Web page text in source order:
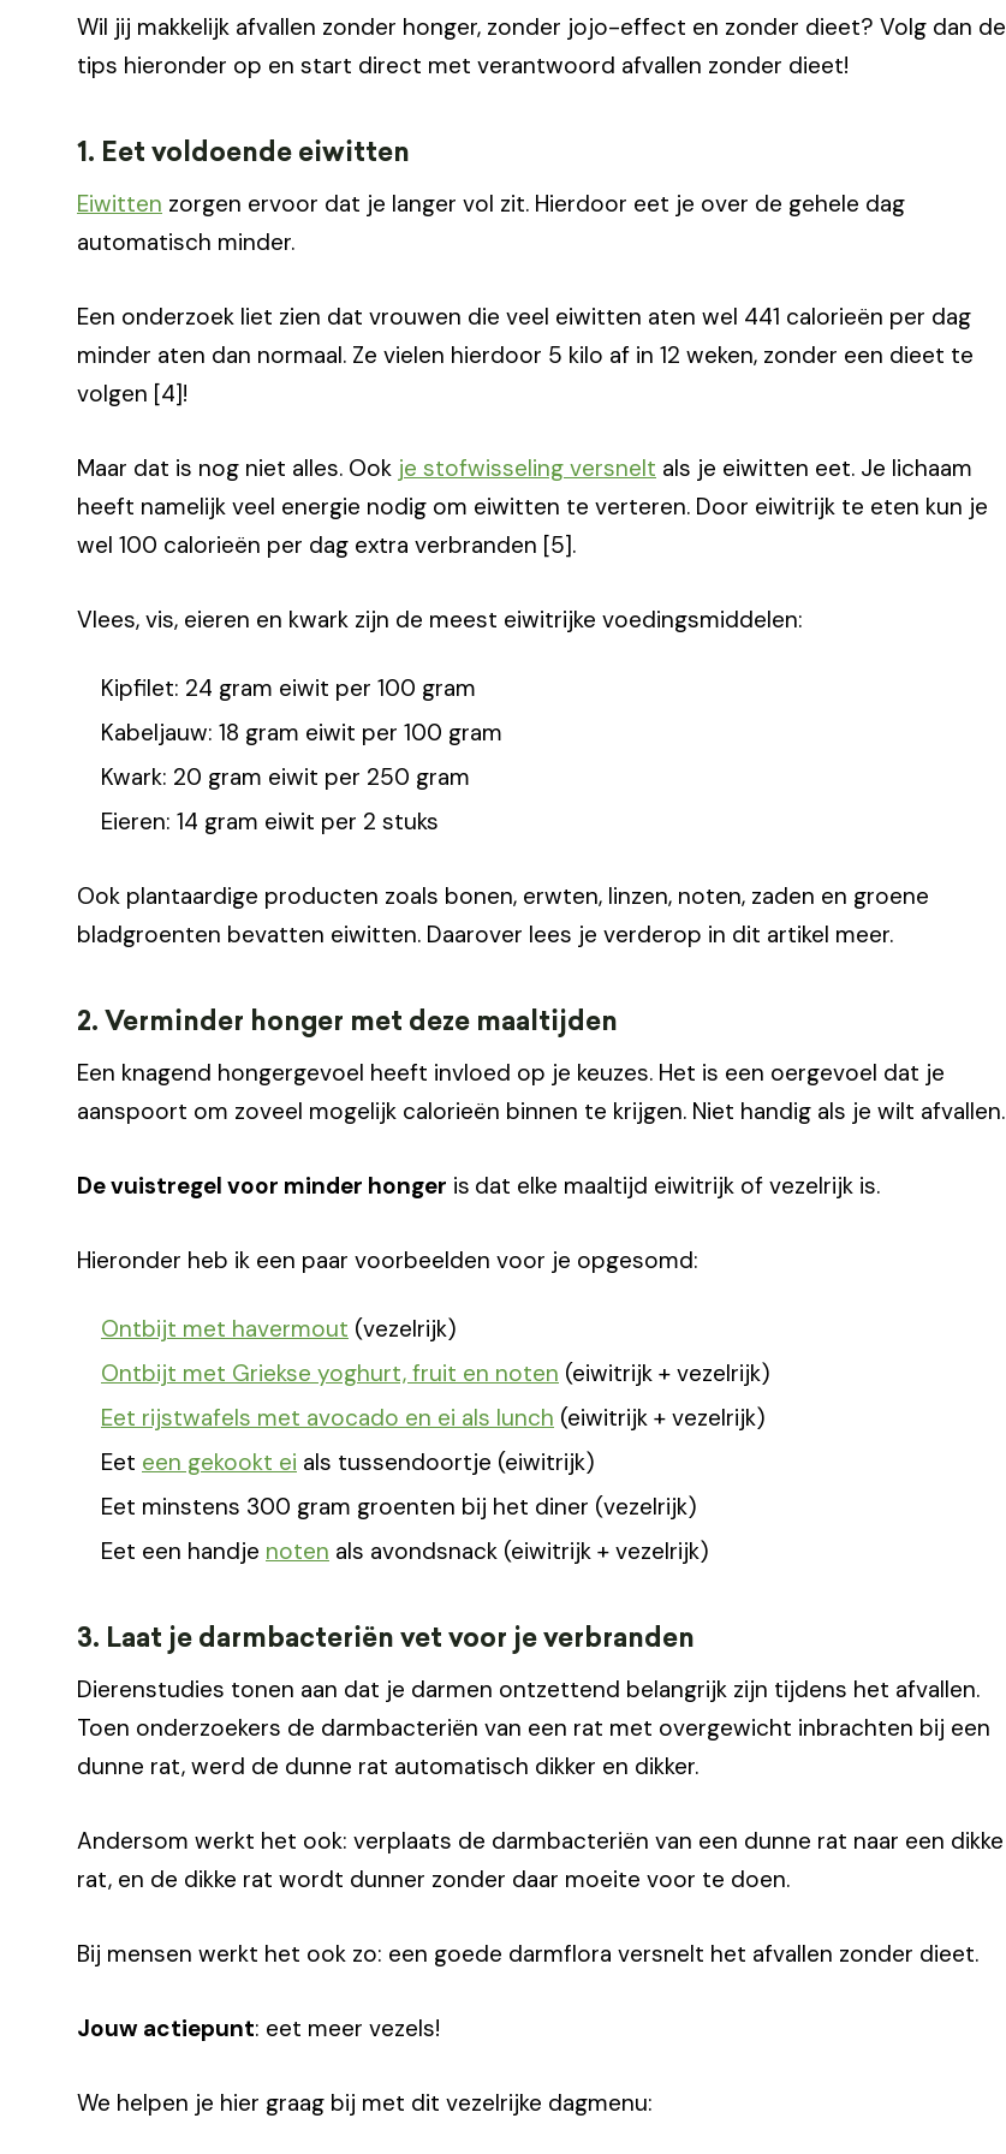
Wil jij makkelijk afvallen zonder honger, zonder jojo-effect en zonder dieet? Volg dan de
tips hieronder op en start direct met verantwoord afvallen zonder dieet!
1. Eet voldoende eiwitten
Eiwitten zorgen ervoor dat je langer vol zit. Hierdoor eet je over de gehele dag
automatisch minder.
Een onderzoek liet zien dat vrouwen die veel eiwitten aten wel 441 calorieën per dag
minder aten dan normaal. Ze vielen hierdoor 5 kilo af in 12 weken, zonder een dieet te
volgen [4]!
Maar dat is nog niet alles. Ook je stofwisseling versnelt als je eiwitten eet. Je lichaam
heeft namelijk veel energie nodig om eiwitten te verteren. Door eiwitrijk te eten kun je
wel 100 calorieën per dag extra verbranden [5].
Vlees, vis, eieren en kwark zijn de meest eiwitrijke voedingsmiddelen:
Kipfilet: 24 gram eiwit per 100 gram
Kabeljauw: 18 gram eiwit per 100 gram
Kwark: 20 gram eiwit per 250 gram
Eieren: 14 gram eiwit per 2 stuks
Ook plantaardige producten zoals bonen, erwten, linzen, noten, zaden en groene
bladgroenten bevatten eiwitten. Daarover lees je verderop in dit artikel meer.
2. Verminder honger met deze maaltijden
Een knagend hongergevoel heeft invloed op je keuzes. Het is een oergevoel dat je
aanspoort om zoveel mogelijk calorieën binnen te krijgen. Niet handig als je wilt afvallen.
De vuistregel voor minder honger is dat elke maaltijd eiwitrijk of vezelrijk is.
Hieronder heb ik een paar voorbeelden voor je opgesomd:
Ontbijt met havermout (vezelrijk)
Ontbijt met Griekse yoghurt, fruit en noten (eiwitrijk + vezelrijk)
Eet rijstwafels met avocado en ei als lunch (eiwitrijk + vezelrijk)
Eet een gekookt ei als tussendoortje (eiwitrijk)
Eet minstens 300 gram groenten bij het diner (vezelrijk)
Eet een handje noten als avondsnack (eiwitrijk + vezelrijk)
3. Laat je darmbacteriën vet voor je verbranden
Dierenstudies tonen aan dat je darmen ontzettend belangrijk zijn tijdens het afvallen.
Toen onderzoekers de darmbacteriën van een rat met overgewicht inbrachten bij een
dunne rat, werd de dunne rat automatisch dikker en dikker.
Andersom werkt het ook: verplaats de darmbacteriën van een dunne rat naar een dikke
rat, en de dikke rat wordt dunner zonder daar moeite voor te doen.
Bij mensen werkt het ook zo: een goede darmflora versnelt het afvallen zonder dieet.
Jouw actiepunt: eet meer vezels!
We helpen je hier graag bij met dit vezelrijke dagmenu: